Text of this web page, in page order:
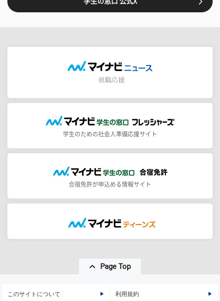
学生のための社会人準備応援サイト
合宿免許が申込める情報サイト
Page Top
このサイトについて 利用規約